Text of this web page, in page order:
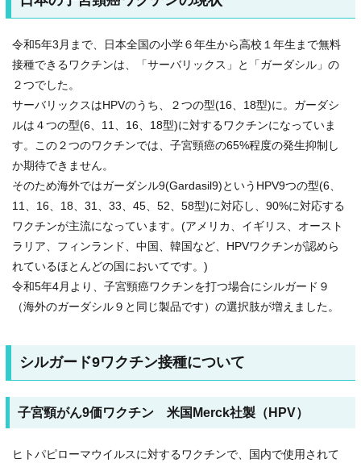
令和5年3月まで、日本全国の小学６年生から高校１年生まで無料
接種できるワクチンは、「サーバリックス」と「ガーダシル」の
２つでした。
サーバリックスはHPVのうち、２つの型(16、18型)に。ガーダシ
ルは４つの型(6、11、16、18型)に対するワクチンになっていま
す。この２つのワクチンでは、子宮頸癌の65%程度の発生抑制し
か期待できません。
そのため海外ではガーダシル9(Gardasil9)というHPV9つの型(6、
11、16、18、31、33、45、52、58型)に対応し、90%に対応する
ワクチンが主流になっています。(アメリカ、イギリス、オースト
ラリア、フィンランド、中国、韓国など、HPVワクチンが認めら
れているほとんどの国においてです。)
令和5年4月より、子宮頸癌ワクチンを打つ場合にシルガード９
（海外のガーダシル９と同じ製品です）の選択肢が増えました。
シルガード9ワクチン接種について
子宮頸がん9価ワクチン 米国Merck社製（HPV）
ヒトパピローマウイルスに対するワクチンで、国内で使用されて